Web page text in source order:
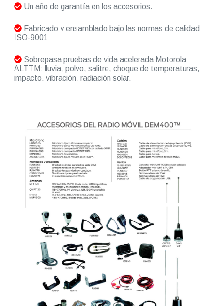
Un año de garantía en los accesorios.
Fabricado y ensamblado bajo las normas de calidad
ISO-9001
Sobrepasa pruebas de vida acelerada Motorola
ALTTM: lluvia, polvo, salitre, choque de temperaturas,
impacto, vibración, radiación solar.